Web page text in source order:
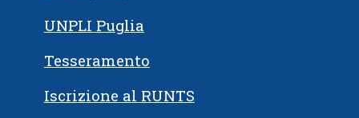
UNPLI Puglia
Tesseramento
Iscrizione al RUNTS